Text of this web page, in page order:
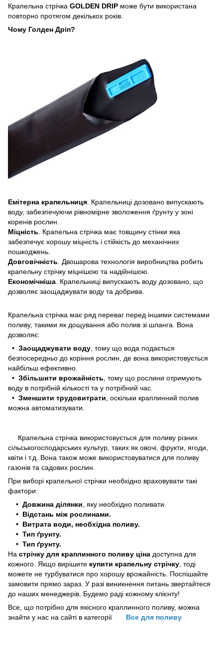
Крапельна стрічка GOLDEN DRIP може бути використана
повторно протягом декількох років.
Чому Голден Дріп?
Емітерна крапельниця . Крапельниці дозовано випускають
воду, забезпечуючи рівномірне зволоження ґрунту у зоні
коренів рослин.
Міцність . Крапельна стрічка має товщину стінки яка
забезпечує хорошу міцність і стійкість до механічних
пошкоджень.
Довговічність . Двошарова технологія виробництва робить
крапельну стрічку міцнішою та надійнішою.
Економічніша . Крапельниці випускають воду дозовано, що
дозволяє заощаджувати воду та добрива.
Крапельна стрічка має ряд переваг перед іншими системами
поливу, такими як дощування або полив зі шланга. Вона
дозволяє:
• Заощаджувати воду , тому що вода подається
безпосередньо до коріння рослин, де вона використовується
найбільш ефективно.
• Збільшити врожайність , тому що рослини отримують
воду в потрібній кількості та у потрібний час.
• Зменшити трудовитрати , оскільки краплинний полив
можна автоматизувати.
Крапельна стрічка використовується для поливу різних
сільськогосподарських культур, таких як овочі, фрукти, ягоди,
квіти і т.д. Вона також може використовуватися для поливу
газонів та садових рослин.
При виборі крапельної стрічки необхідно враховувати такі
фактори:
• Довжина ділянки , яку необхідно поливати.
• Відстань між рослинами.
• Витрата води, необхідна поливу.
• Тип ґрунту.
• Тип ґрунту.
На стрічку для краплинного поливу ціна доступна для
кожного. Якщо вирішите купити крапельну стрічку , тоді
можете не турбуватися про хорошу врожайність. Поспішайте
замовити прямо зараз. У разі виникнення питань звертайтеся
до наших менеджерів. Будемо раді кожному клієнту!
Все, що потрібно для якісного краплинного поливу, можна
знайти у нас на сайті в категорії
Все для поливу